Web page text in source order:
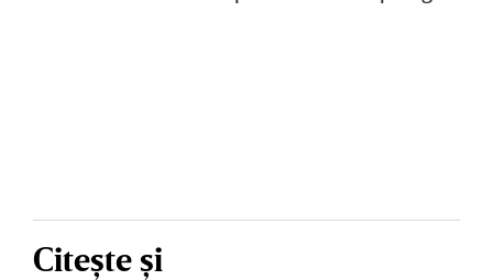
Citește și